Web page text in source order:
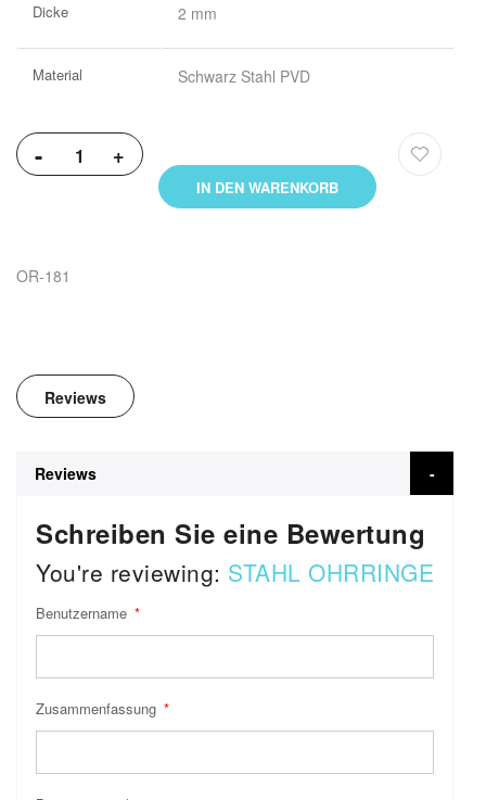
Informationen
Dicke 2 mm
Material Schwarz Stahl PVD
- +
IN DEN WARENKORB
OR-181
Reviews
Reviews
Schreiben Sie eine Bewertung
You're reviewing: STAHL OHRRINGE
Benutzername
Zusammenfassung